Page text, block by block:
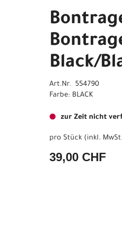
Black/
Art.Nr. 554790
Farbe: BLACK
zur Zeit nicht
pro Stück (inkl.
39,00 CHF